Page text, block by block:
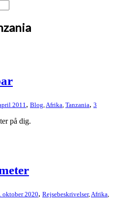
2011 , Blog Afrika Tanzania, 3
på dig.
oktober 2020, Rejsebeskrivelser, Afrika